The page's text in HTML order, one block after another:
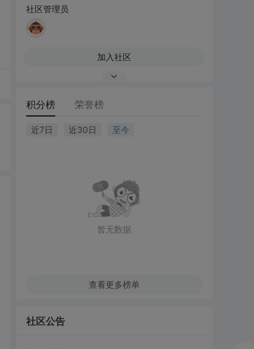
社区管理员
加入社区
积分榜 荣誉榜
近7日 近30日 至今
暂无数据
查看更多榜单
社区公告